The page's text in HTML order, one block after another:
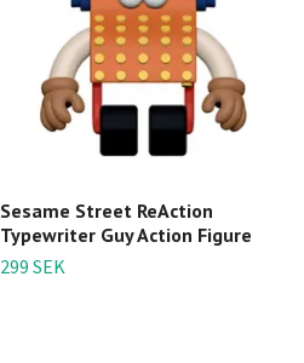
Sesame Street ReAction
Typewriter Guy Action Figure
299 SEK